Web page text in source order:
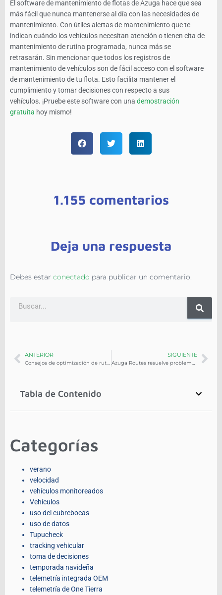
El software de mantenimiento de flotas de Azuga hace que sea
más fácil que nunca mantenerse al día con las necesidades de
mantenimiento. Con útiles alertas de mantenimiento que te
indican cuándo los vehículos necesitan atención o tienen cita de
mantenimiento de rutina programada, nunca más se
retrasarán. Sin mencionar que todos los registros de
mantenimiento de vehículos son de fácil acceso con el software
de mantenimiento de tu flota. Esto facilita mantener el
cumplimiento y tomar decisiones con respecto a sus
vehículos. ¡Pruebe este software con una demostración
gratuita hoy mismo!
1.155 comentarios
Deja una respuesta
Debes estar conectado para publicar un comentario.
ANTERIOR SIGUIENTE
Tabla de Contenido
Categorías
verano
velocidad
vehículos monitoreados
Vehículos
uso del cubrebocas
uso de datos
Tupucheck
tracking vehicular
toma de decisiones
temporada navideña
telemetría integrada OEM
telemetría de One Tierra